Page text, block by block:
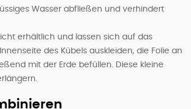
Wasser abfließen und verhindert
erhältlich und lassen sich auf das
des Kübels auskleiden, die Folie an
mit der Erde befüllen. Diese kleine